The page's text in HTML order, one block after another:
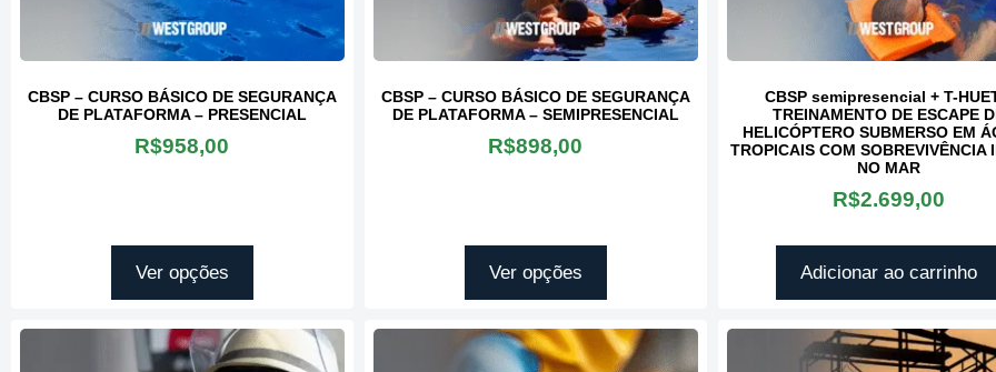
CBSP – CURSO BÁSICO DE SEGURANÇA
DE PLATAFORMA – PRESENCIAL
R$958,00
Ver opções
CBSP – CURSO BÁSICO DE SEGURANÇA
DE PLATAFORMA – SEMIPRESENCIAL
R$898,00
Ver opções
CBSP semipresencial + T-
TREINAMENTO DE ESCAPE
HELICÓPTERO SUBMERSO EM
TROPICAIS COM SOBREVIVÊNCIA
NO MAR
R$2.699,00
Adicionar ao carrinho
Gerência
Vallourec